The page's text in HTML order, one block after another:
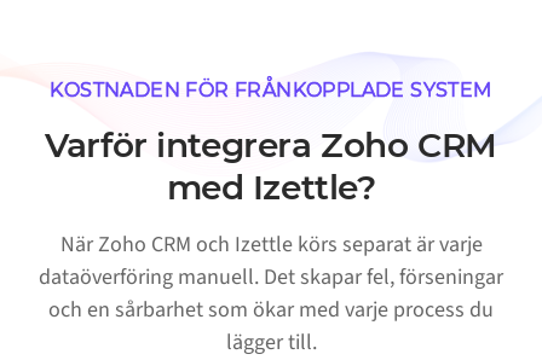
KOSTNADEN FÖR FRÅNKOPPLADE SYSTEM
Varför integrera Zoho CRM
med Izettle?
När Zoho CRM och Izettle körs separat är varje
dataöverföring manuell. Det skapar fel, förseningar
och en sårbarhet som ökar med varje process du
lägger till.